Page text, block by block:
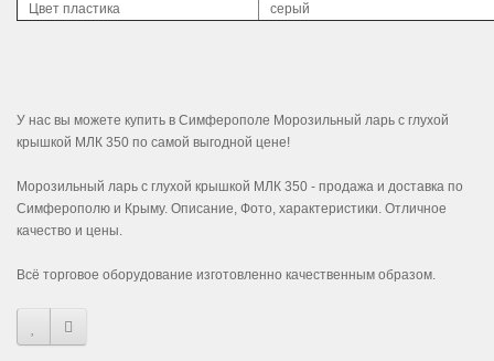
Цвет пластика
серый
У нас вы можете купить в Симферополе Морозильный ларь с глухой
крышкой МЛК 350 по самой выгодной цене!
Морозильный ларь с глухой крышкой МЛК 350 - продажа и доставка по
Симферополю и Крыму. Описание, Фото, характеристики. Отличное
качество и цены.
Всё торговое оборудование изготовленно качественным образом.